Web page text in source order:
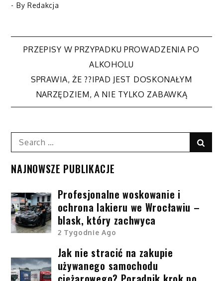
- By Redakcja
Nawigacja
wpisu
PRZEPISY W PRZYPADKU PROWADZENIA PO
ALKOHOLU
SPRAWIA, ŻE ??IPAD JEST DOSKONAŁYM
NARZĘDZIEM, A NIE TYLKO ZABAWKĄ
Search
for:
NAJNOWSZE PUBLIKACJE
Profesjonalne woskowanie i
ochrona lakieru we Wrocławiu –
blask, który zachwyca
2 Tygodnie Ago
Jak nie stracić na zakupie
używanego samochodu